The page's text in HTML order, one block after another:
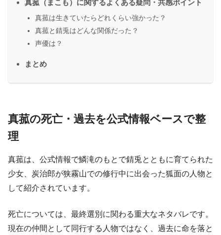
真菰（まこも）に関するよくある疑問・共感ポイント
真菰は生きていたらどれくらい強かった？
真菰と錆兎はどんな関係だった？
声優は？
まとめ
真菰の死亡・過去を公式情報ベースで整
理
真菰は、公式情報で鱗滝のもとで錆兎とともに育てられた
少女、炭治郎が狭霧山での修行中に出会った狐面の人物と
して紹介されています。
死亡については、最終選別に関わる重大なネタバレです。
現在の仲間として同行する人物ではなく、過去に命を落と